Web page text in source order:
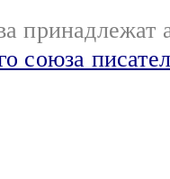
принадлежат
союза